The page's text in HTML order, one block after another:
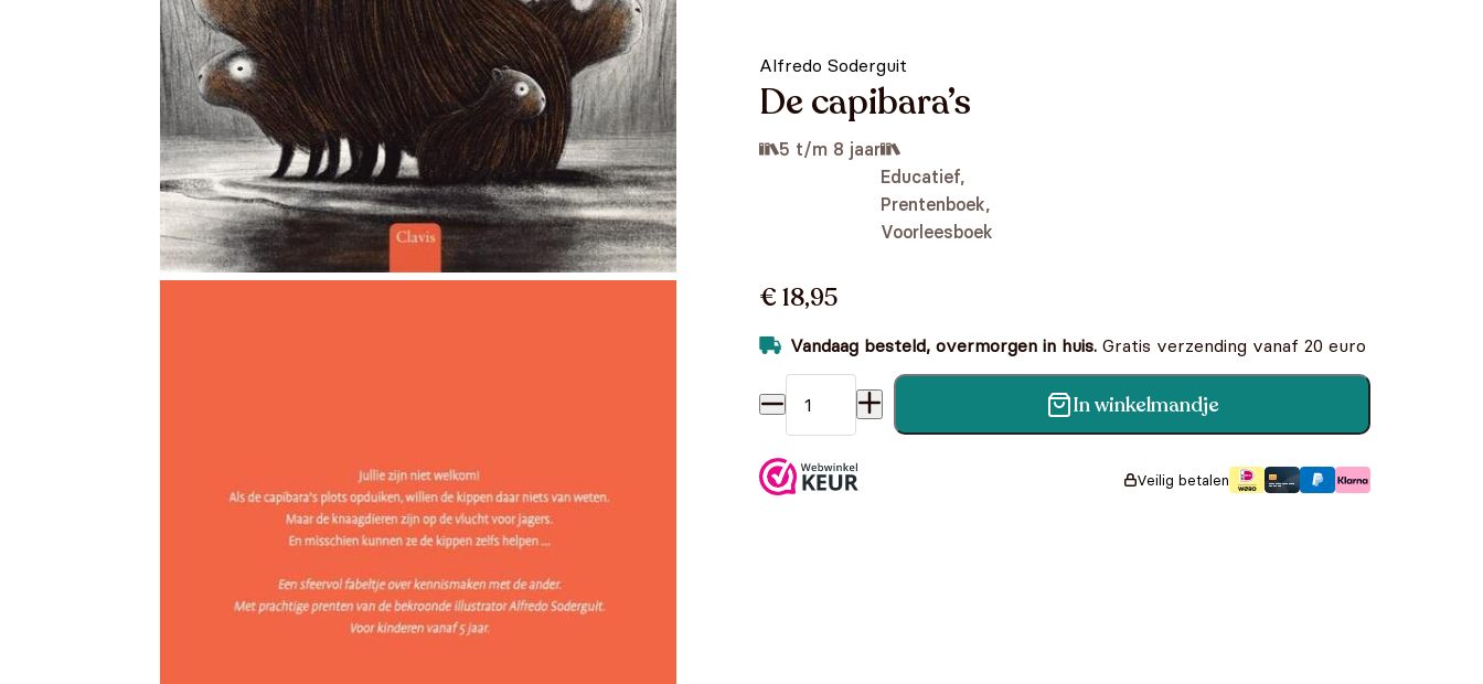
Alfredo Soderguit
De capibara’s
5 t/m 8 jaar
Educatief,
Prentenboek,
Voorleesboek
€ 18,95
Vandaag besteld, overmorgen in huis. Gratis verzending vanaf 20 euro
De capibara’s aantal In winkelmandje
Veilig betalen